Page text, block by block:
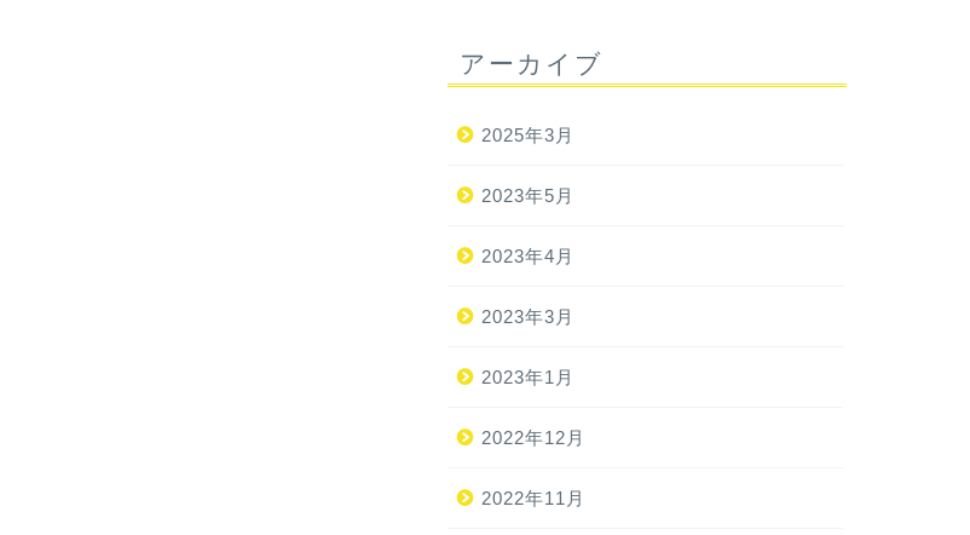
アーカイブ
2025年3月
2023年5月
2023年4月
2023年3月
2023年1月
2022年12月
2022年11月